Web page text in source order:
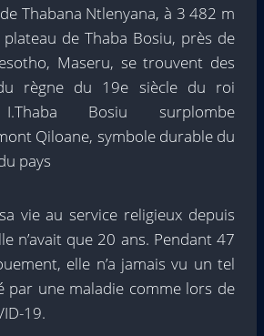
Thabana Ntlenyana, à 3 482 m
plateau de Thaba Bosiu, près de
Maseru, se trouvent des
règne du 19e siècle du roi
I.Thaba Bosiu surplombe
Qiloane, symbole durable du
pays
vie au service religieux depuis
n’avait que 20 ans. Pendant 47
elle n’a jamais vu un tel
par une maladie comme lors de
19.